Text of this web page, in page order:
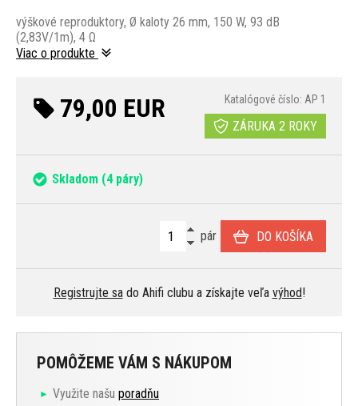
výškové reproduktory, Ø kaloty 26 mm, 150 W, 93 dB
(2,83V/1m), 4 Ω
Viac o produkte
79,00 EUR Katalógové číslo: AP 1
ZÁRUKA 2 ROKY
Skladom (4 páry)
pár DO KOŠÍKA
Registrujte sado Ahifi clubu a získajte veľa výhod!
POMÔŽEME VÁM S NÁKUPOM
Využite našu poradňu